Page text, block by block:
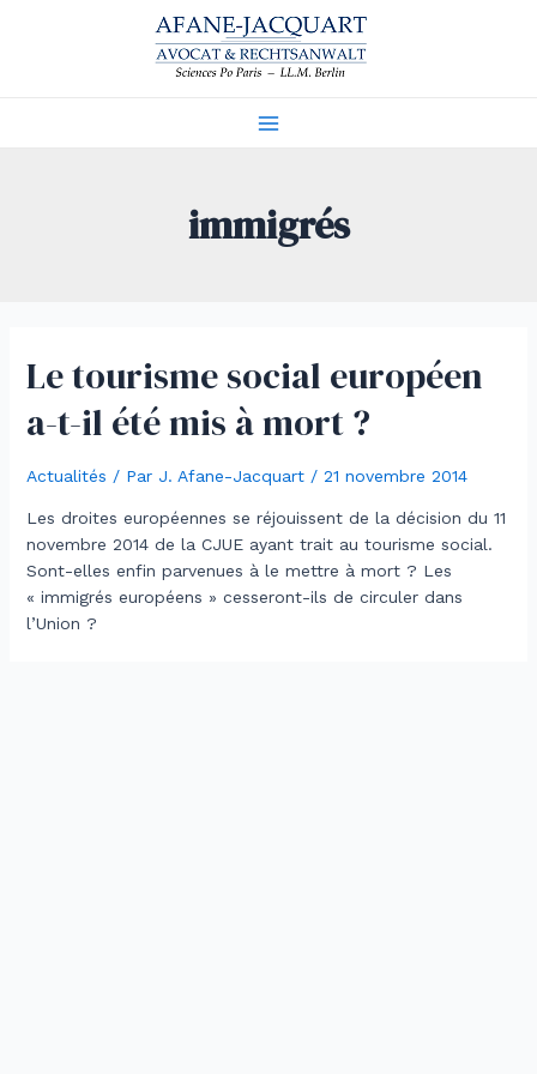
immigrés
Le tourisme social européen
a-t-il été mis à mort ?
Actualités / Par J. Afane-Jacquart / 21 novembre 2014
Les droites européennes se réjouissent de la décision du 11
novembre 2014 de la CJUE ayant trait au tourisme social.
Sont-elles enfin parvenues à le mettre à mort ? Les
« immigrés européens » cesseront-ils de circuler dans
l’Union ?